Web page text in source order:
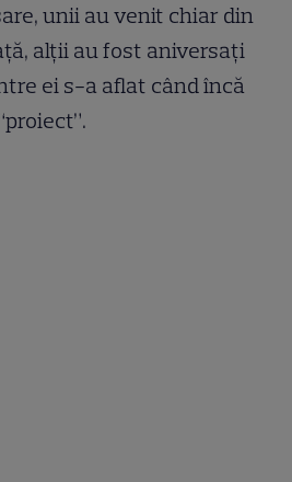
unii au venit chiar din
alții au fost aniversați
ei s-a aflat când încă